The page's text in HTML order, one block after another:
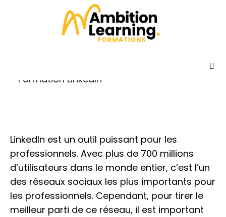
Qui sommes-nous ?
Témoignages
Actualités
10 conseils pour optimiser votre profil sur
LinkedIn – formation LinkedIn
LinkedIn est un outil puissant pour les
professionnels. Avec plus de 700 millions
d’utilisateurs dans le monde entier, c’est l’un
des réseaux sociaux les plus importants pour
les professionnels. Cependant, pour tirer le
meilleur parti de ce réseau, il est important